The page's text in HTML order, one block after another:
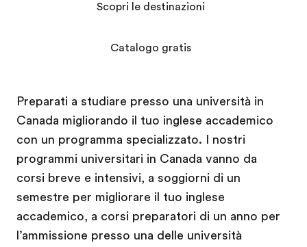
Preparati a studiare presso una università in
Canada migliorando il tuo inglese accademico
con un programma specializzato. I nostri
programmi universitari in Canada vanno da
corsi breve e intensivi, a soggiorni di un
semestre per migliorare il tuo inglese
accademico, a corsi preparatori di un anno per
l’ammissione presso una delle università
Scopri le destinazioni
Catalogo gratis